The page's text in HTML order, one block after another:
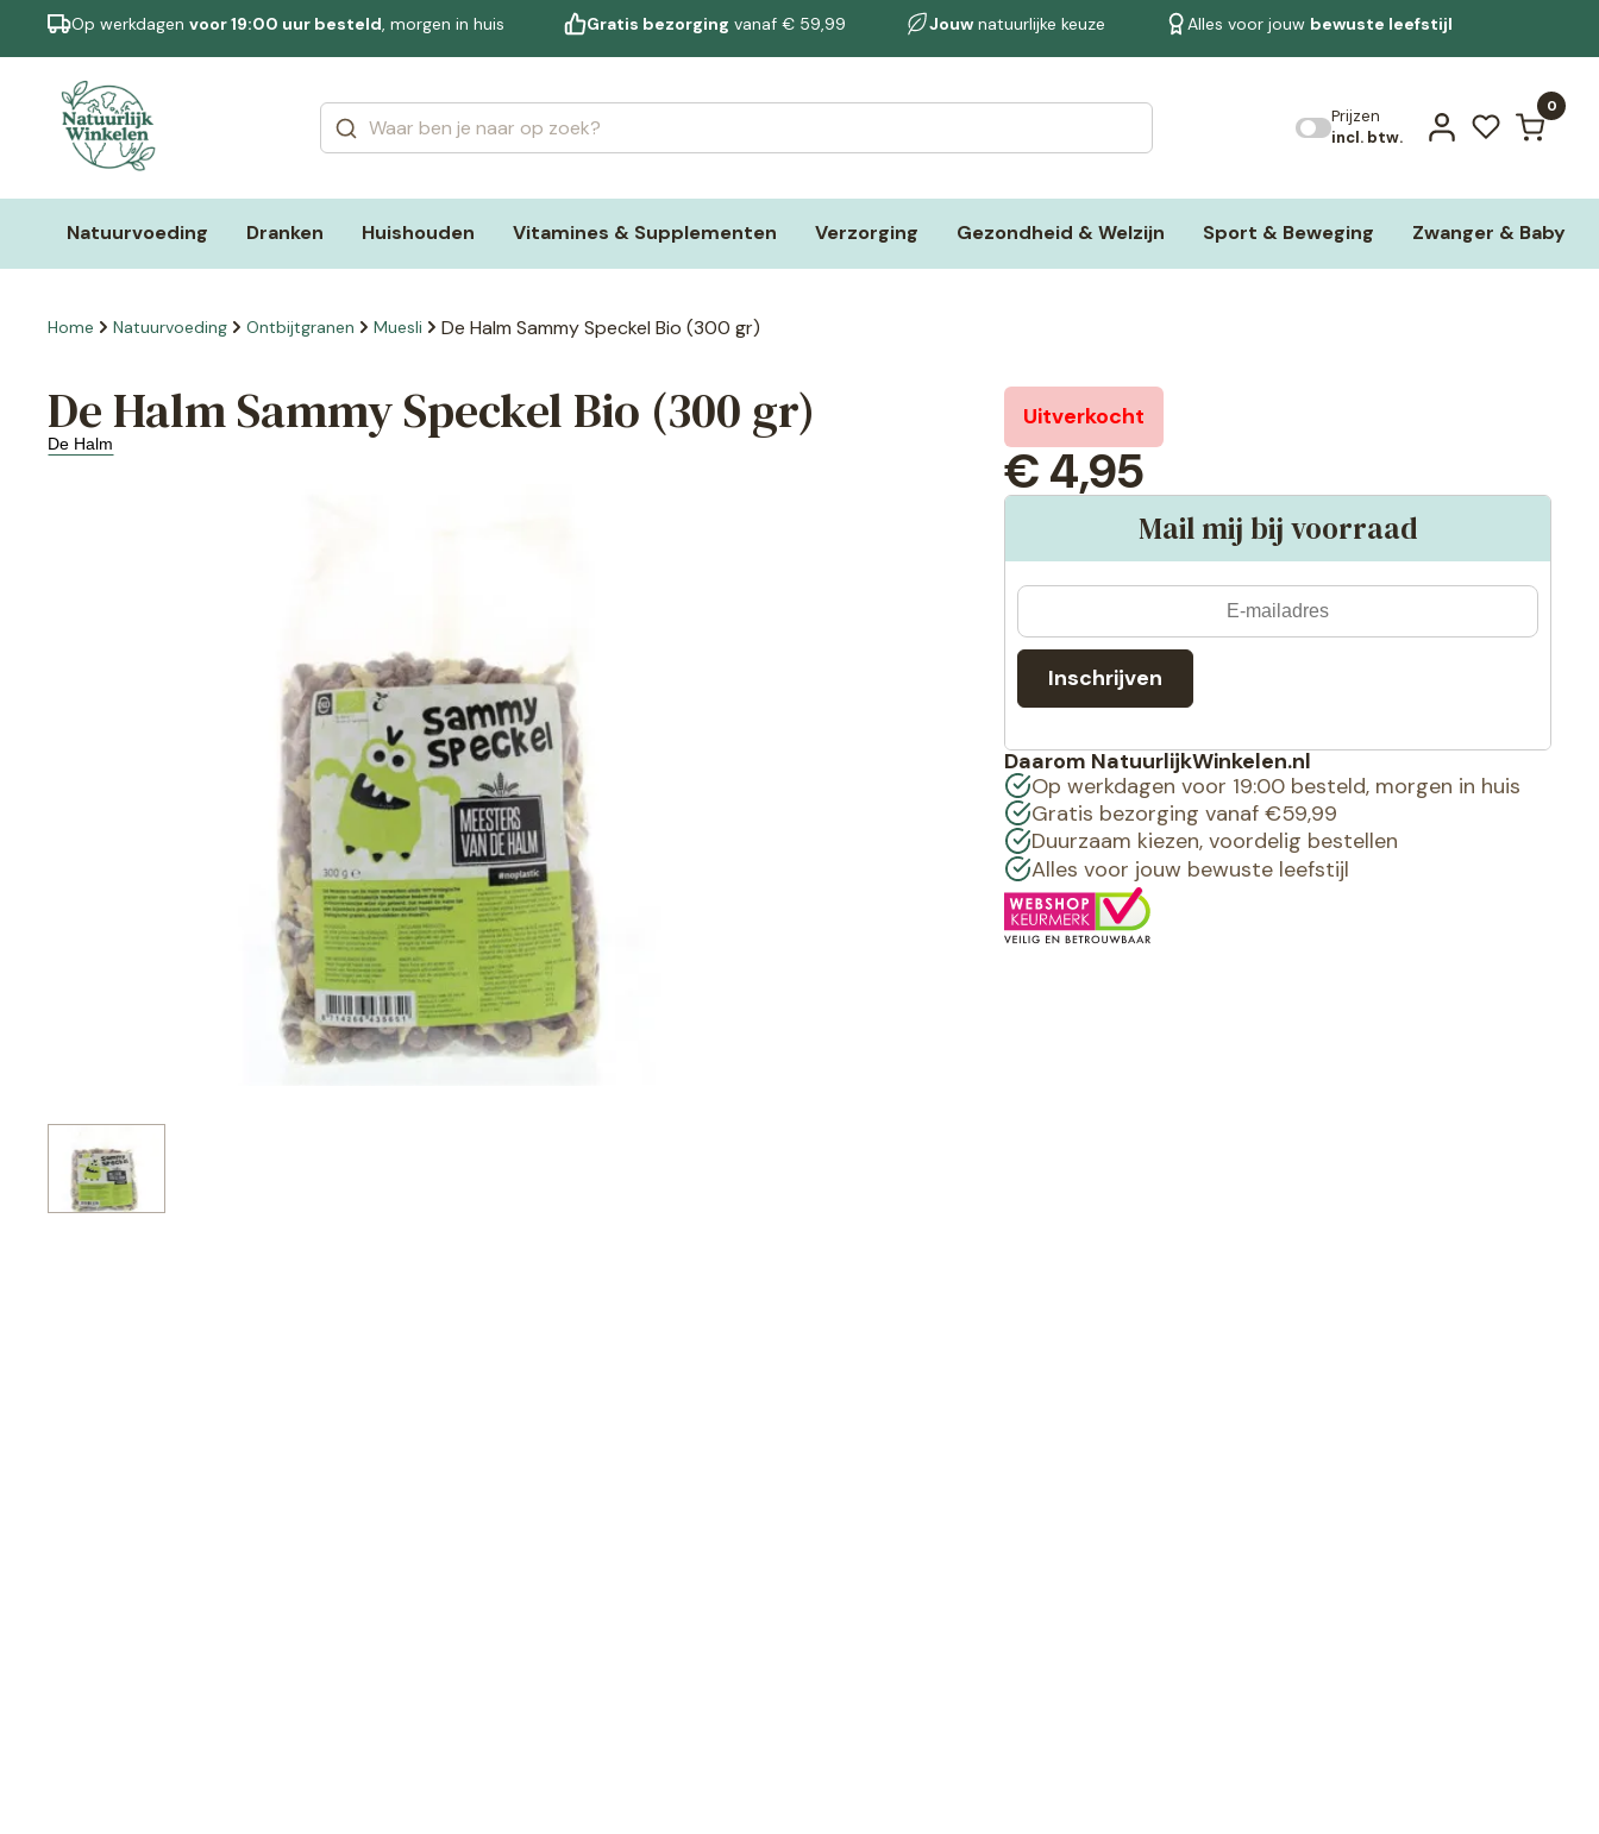
Op werkdagen voor 19:00 uur besteld, morgen in huis Gratis bezorging vanaf € 59,99 Jouwnatuurlijke keuze Alles voor jouw bewuste leefstijl
Prijzen
incl. btw.
0
Natuurvoeding Dranken Huishouden Vitamines & Supplementen Verzorging Gezondheid & Welzijn Sport & Beweging Zwanger & Baby
Bekijk alle resultaten
Home Natuurvoeding Ontbijtgranen Muesli De Halm Sammy Speckel Bio (300 gr)
De Halm Sammy Speckel Bio (300 gr)
De Halm
Uitverkocht
€4,95
Mail mij bij voorraad
Inschrijven
Daarom NatuurlijkWinkelen.nl
Op werkdagen voor 19:00 besteld, morgen in huis
Gratis bezorging vanaf €59,99
Duurzaam kiezen, voordelig bestellen
Alles voor jouw bewuste leefstijl